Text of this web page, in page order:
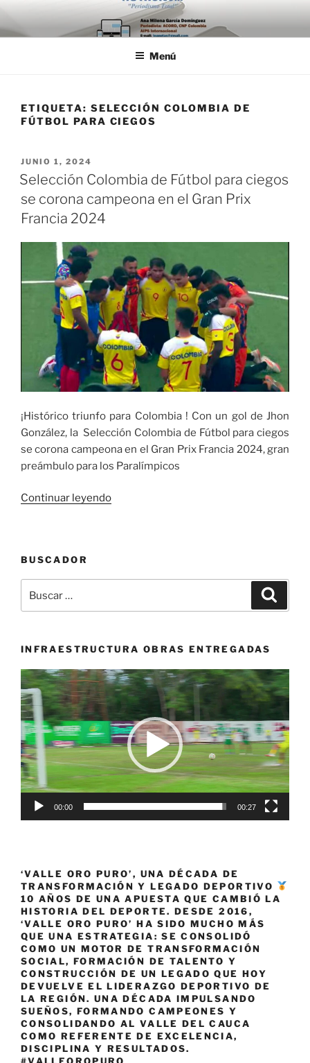
Saltar
al
contenido
Menú
ETIQUETA: SELECCIÓN COLOMBIA DE
FÚTBOL PARA CIEGOS
PUBLICADO
EL
JUNIO 1, 2024
Selección Colombia de Fútbol para ciegos
se corona campeona en el Gran Prix
Francia 2024
¡Histórico triunfo para Colombia ! Con un gol de Jhon
González, la Selección Colombia de Fútbol para ciegos
se corona campeona en el Gran Prix Francia 2024, gran
preámbulo para los Paralímpicos
Continuar leyendo«Selección
ciegos
corona
en
Gran
Prix
Francia 2024»
BUSCADOR
por:
INFRAESTRUCTURA OBRAS ENTREGADAS
Reproductor
de
vídeo
00:00 00:27
‘VALLE ORO PURO’, UNA DÉCADA DE
TRANSFORMACIÓN Y LEGADO DEPORTIVO
10 AÑOS DE UNA APUESTA QUE CAMBIÓ LA
HISTORIA DEL DEPORTE. DESDE 2016,
‘VALLE ORO PURO’ HA SIDO MUCHO MÁS
QUE UNA ESTRATEGIA: SE CONSOLIDÓ
COMO UN MOTOR DE TRANSFORMACIÓN
SOCIAL, FORMACIÓN DE TALENTO Y
CONSTRUCCIÓN DE UN LEGADO QUE HOY
DEVUELVE EL LIDERAZGO DEPORTIVO DE
LA REGIÓN. UNA DÉCADA IMPULSANDO
SUEÑOS, FORMANDO CAMPEONES Y
CONSOLIDANDO AL VALLE DEL CAUCA
COMO REFERENTE DE EXCELENCIA,
DISCIPLINA Y RESULTADOS.
#VALLEOROPURO